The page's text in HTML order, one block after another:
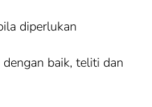
diperlukan
baik, teliti dan